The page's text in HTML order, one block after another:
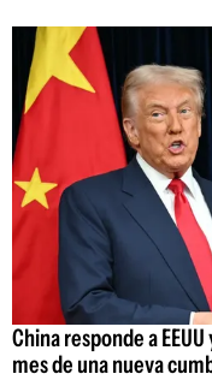
China responde a
mes de una nueva